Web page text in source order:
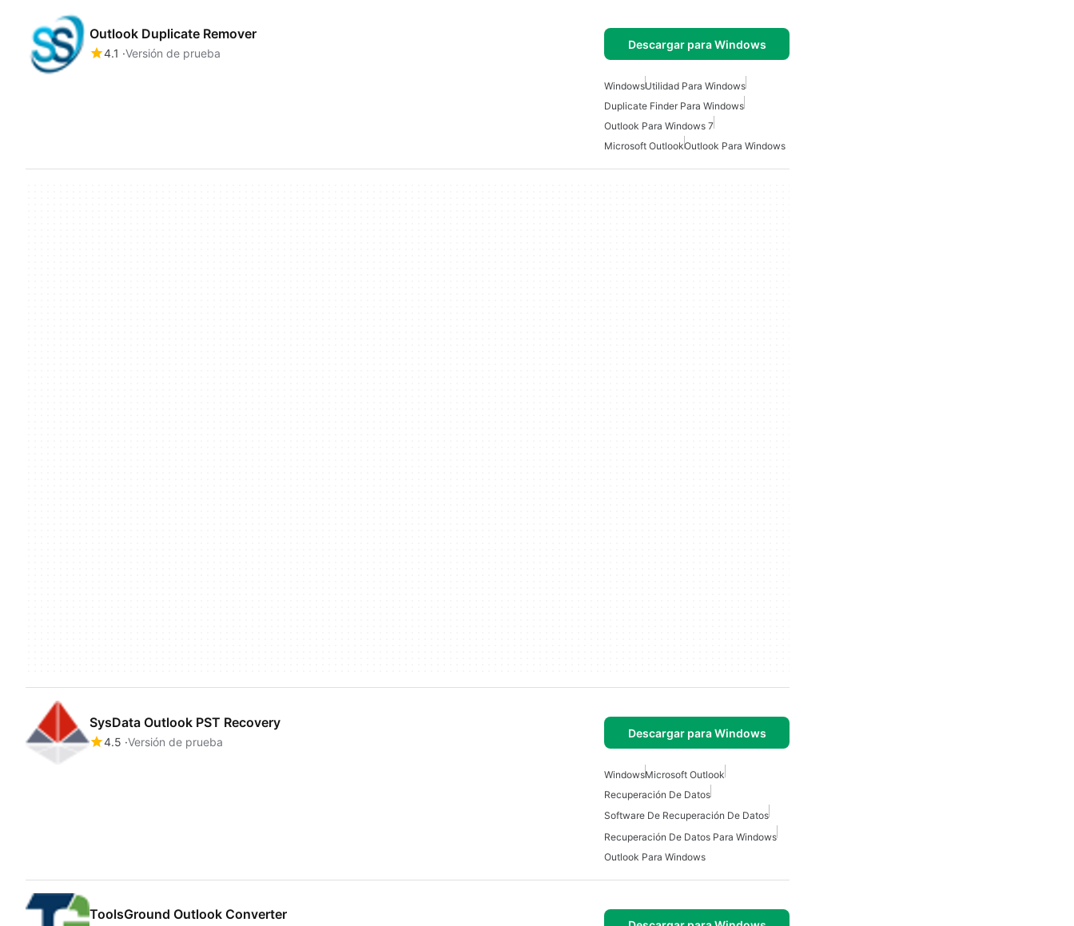
Outlook Duplicate Remover
4.1 Versión de prueba
Descargar para Windows
WindowsUtilidad Para Windows
Duplicate Finder Para Windows
Outlook Para Windows 7
Microsoft OutlookOutlook Para Windows
SysData Outlook PST Recovery
4.5 Versión de prueba
Descargar para Windows
WindowsMicrosoft Outlook
Recuperación De Datos
Software De Recuperación De Datos
Recuperación De Datos Para Windows
Outlook Para Windows
ToolsGround Outlook Converter